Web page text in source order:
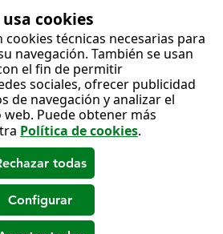
cookies
cookies técnicas necesarias para
navegación. También se usan
el fin de permitir
sociales, ofrecer publicidad
de navegación y analizar el
Puede obtener más
Política de cookies.